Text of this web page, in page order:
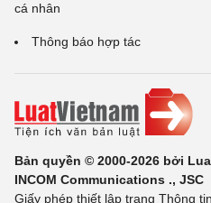
cá nhân
Thông báo hợp tác
Bản quyền © 2000-2026 bởi
INCOM Communications ., JSC
Giấy phép thiết lập trang Thông